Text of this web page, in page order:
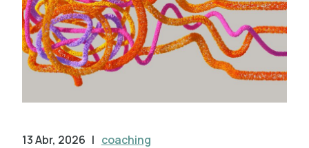
13 Abr, 2026 | coaching